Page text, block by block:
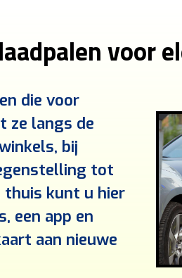
voor
die voor
ze langs de
bij
tot
thuis kunt u hier
een app en
aan nieuwe